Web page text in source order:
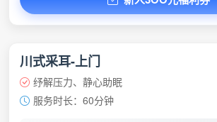
川式采耳-上门
纾解压力、静心助眠
服务时长：60分钟